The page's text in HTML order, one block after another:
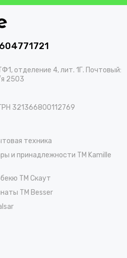
отделение 4, лит. 1Г. Почтовый:
2503
321366800112769
техника
и принадлежности TM Kamille
TM Скаут
TM Besser